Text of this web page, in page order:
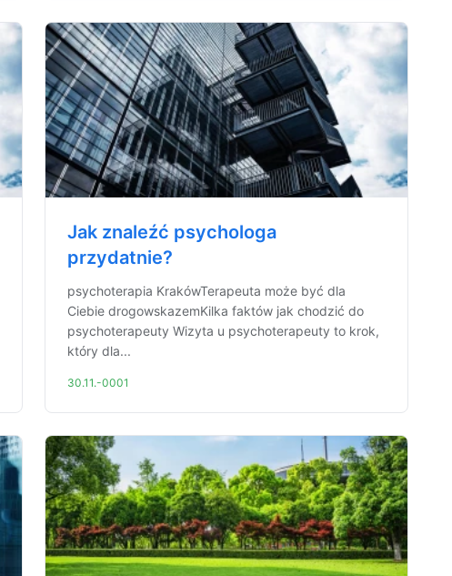
Jak znaleźć psychologa
przydatnie?
psychoterapia KrakówTerapeuta może być dla
Ciebie drogowskazemKilka faktów jak chodzić do
psychoterapeuty Wizyta u psychoterapeuty to krok,
który dla...
30.11.-0001